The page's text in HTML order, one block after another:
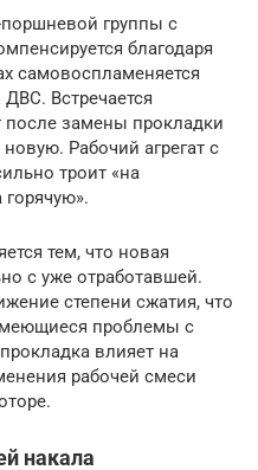
группы с
благодаря
самовоспламеняется
ДВС. Встречается
после замены прокладки
Рабочий агрегат с
троит «на
тем, что новая
с уже отработавшей.
степени сжатия, что
проблемы с
влияет на
рабочей смеси
накала